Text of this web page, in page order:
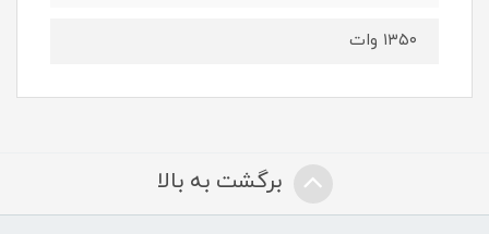
۱۳۵۰ وات
برگشت به بالا